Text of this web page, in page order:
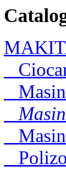
W 6VM Screw
Vibratoare de
adancime pentru
beton, cu motor
termic